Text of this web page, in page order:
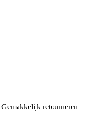
Gemakkelijk retourneren